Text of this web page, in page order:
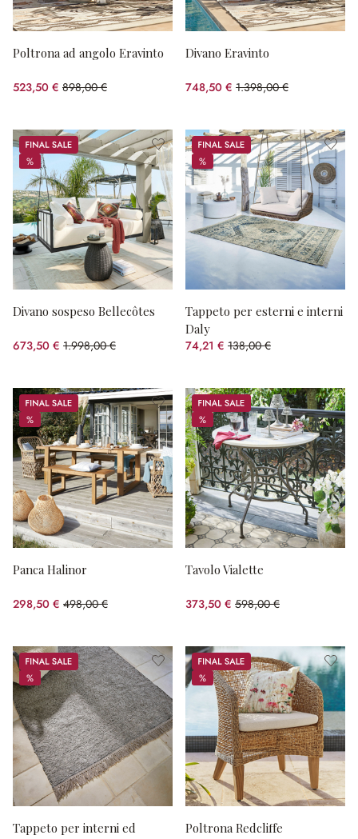
Poltrona ad angolo Eravinto
523,50 € 898,00 €
(risparmio 41.7%)
Divano Eravinto
748,50 € 1.398,00 €
(risparmio 46.46%)
Sale
%
%
Divano sospeso Bellecôtes
673,50 € 1.998,00 €
(risparmio 66.29%)
Sale
%
%
Tappeto per esterni e interni
Daly
74,21 € 138,00 €
(risparmio 46.22%)
Sale
%
%
Panca Halinor
298,50 € 498,00 €
(risparmio 40.06%)
Sale
%
%
Tavolo Vialette
373,50 € 598,00 €
(risparmio 37.54%)
Sale
%
%
Tappeto per interni ed
Sale
%
%
Poltrona Redcliffe